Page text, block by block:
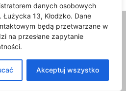
danych osobowych
Łużycka 13, Kłodzko. Dane
będą przetwarzane w
na przesłane zapytanie
Akceptuj wszystko